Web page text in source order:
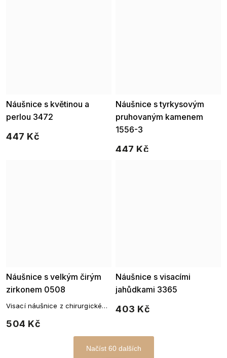
Náušnice s květinou a
perlou 3472
447 Kč
Náušnice s tyrkysovým
pruhovaným kamenem
1556-3
447 Kč
Náušnice s velkým čirým
zirkonem 0508
504 Kč
Visací náušnice z chirurgické
Náušnice s visacími
jahůdkami 3365
403 Kč
Načíst 60 dalších